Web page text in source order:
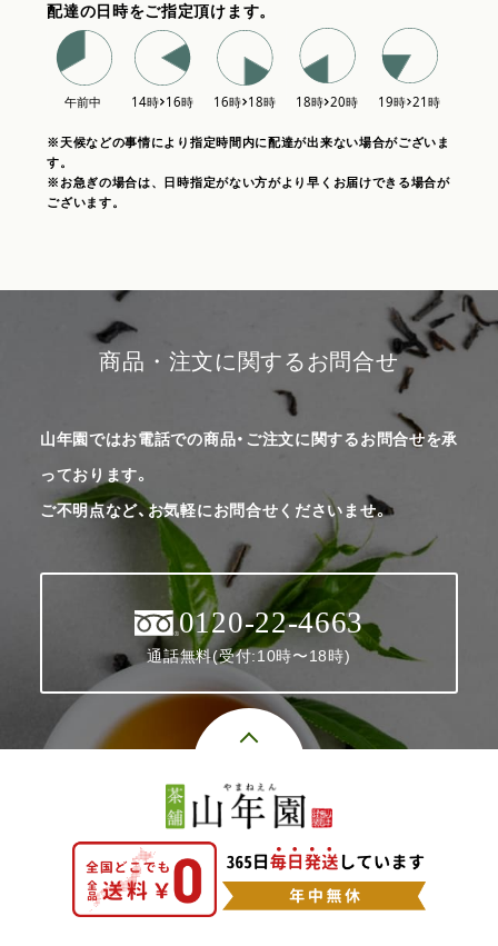
配達の日時をご指定頂けます。
※天候などの事情により指定時間内に配達が出来ない場合がございま
す。
※お急ぎの場合は、日時指定がない方がより早くお届けできる場合が
ございます。
商品・注文に関するお問合せ
山年園ではお電話での商品・ご注文に関するお問合せを承
っております。
ご不明点など、お気軽にお問合せくださいませ。
0120-22-4663
通話無料(受付:10時〜18時)